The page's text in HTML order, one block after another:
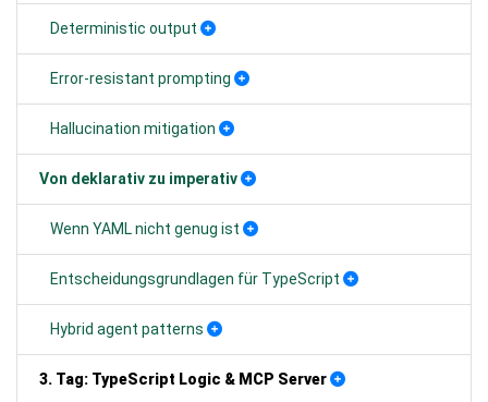
Deterministic output
Error-resistant prompting
Hallucination mitigation
Von deklarativ zu imperativ
Wenn YAML nicht genug ist
Entscheidungsgrundlagen für TypeScript
Hybrid agent patterns
3. Tag: TypeScript Logic & MCP Server